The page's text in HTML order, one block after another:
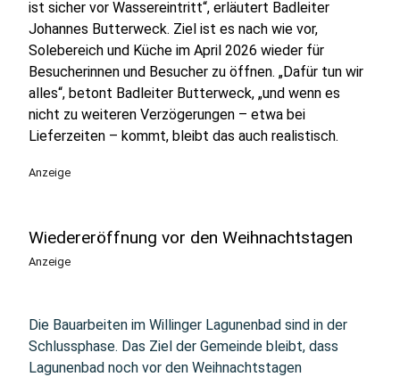
ist sicher vor Wassereintritt“, erläutert Badleiter
Johannes Butterweck. Ziel ist es nach wie vor,
Solebereich und Küche im April 2026 wieder für
Besucherinnen und Besucher zu öffnen. „Dafür tun wir
alles“, betont Badleiter Butterweck, „und wenn es
nicht zu weiteren Verzögerungen – etwa bei
Lieferzeiten – kommt, bleibt das auch realistisch.
Anzeige
Wiedereröffnung vor den Weihnachtstagen
Anzeige
Die Bauarbeiten im Willinger Lagunenbad sind in der
Schlussphase. Das Ziel der Gemeinde bleibt, dass
Lagunenbad noch vor den Weihnachtstagen